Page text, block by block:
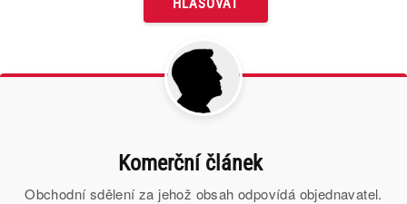
Komerční článek
Obchodní sdělení za jehož obsah odpovídá objednavatel.